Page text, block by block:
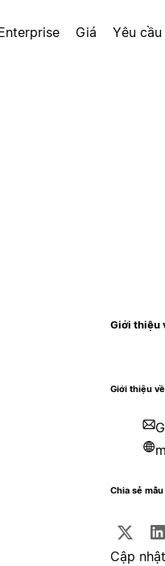
Giá Yêu
Giới thiệu
Giới thiệu
Chia sẻ
Cập